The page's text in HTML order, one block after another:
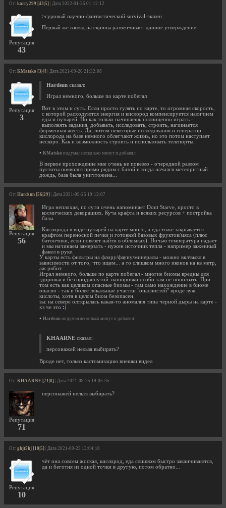
От: karry299 [43|5] | Дата 2022-01-25 01:12:12
Репутация
43
>суровый научно-фантастический survival-экшен
Первый же взгляд на скрины развенчивает данное утверждение.
От: KMatsko [3|4] | Дата 2021-09-26 21:32:08
Репутация
3
Hardsun сказал:
Играл немного, больше по карте побегал
Вот в этом и суть. Если просто гулять по карте, то огромная скорость,
с которой расходуются энергия и кислород компенсируется наличием
еды и пузырей. Но как только начинаешь полноценно играть -
выполнять задания, добывать, исследовать, строить, начинается
форменная жесть. Да, потом некоторые исследования и генератор
кислорода на базе немного облегчают жизнь, но это потом наступает
нескоро. Как и возможность строить и использовать телепорты.
• KMatsko подумал несколько минут и добавил:
В первое прохождение мне очень не повезло - очередной разлом
пустоты появился прямо рядом с базой и когда начался метеоритный
дождь, база была уничтожена...
От: Hardsun [56|29] | Дата 2021-09-25 19:12:07
Репутация
56
Игра неплохая, по сути очень напоминает Dont Starve, просто в
космических декорациях. Куча крафта и всяких ресурсов + постройка
базы.
Кислорода в виде пузырей на карте много, а еда тоже закрывается
крафтом переносной печки и готовкой базовых фруктов/мяса (плюс
батончики, если повезет найти в обломках). Ночью температура падает
и мы начинаем замерзать - нужен источник тепла - например заженный
факел в руке.
У карты есть фильтры на флору/фауну/минералы - можно вкл/выкл в
зависимости от того, что ищем... а то слишком много иконок на кв метр,
аж рябит.
Играл немного, больше по карте побегал - многие биомы вредны для
здоровья и без продвинутой экипировки особо там не поползать. При
том есть как целиком опасные биомы - там само нахождение в биоме
опасно - так и более локальные участки "опасностей" вроде луж
кислоты, хотя в целом биом безопасен.
зы: на севере олткрылась какая-то аномалия типа черной дыры на карте -
хз че это
• Hardsun подумал несколько минут и добавил:
KHAARNE сказал:
персонажей нельзя выбирать?
Вроде нет, только кастомизацию внешки видел
От: KHAARNE [71|8] | Дата 2021-09-25 19:05:35
Репутация
71
персонажей нельзя выбирать?
От: ghjt5hj [10|5] | Дата 2021-09-25 13:04:10
Репутация
10
чёт она совсем жоская, кислород, еда слишком быстро заканчиваются,
да и беготня из одной точки в другую, потом обратно...